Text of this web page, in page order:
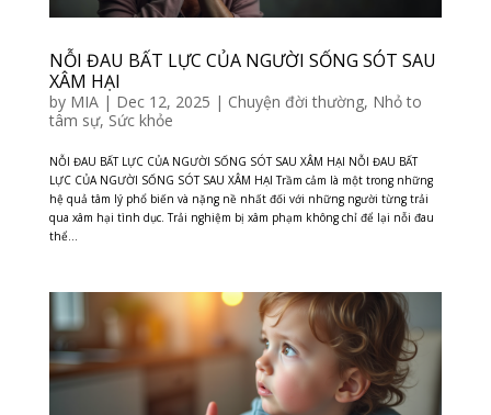
NỖI ĐAU BẤT LỰC CỦA NGƯỜI SỐNG SÓT SAU
XÂM HẠI
by MIA| Dec 12, 2025 | Chuyện đời thường, Nhỏ to
tâm sự, Sức khỏe
NỖI ĐAU BẤT LỰC CỦA NGƯỜI SỐNG SÓT SAU XÂM HẠI NỖI ĐAU BẤT
LỰC CỦA NGƯỜI SỐNG SÓT SAU XÂM HẠI Trầm cảm là một trong những
hệ quả tâm lý phổ biến và nặng nề nhất đối với những người từng trải
qua xâm hại tình dục. Trải nghiệm bị xâm phạm không chỉ để lại nỗi đau
thể...